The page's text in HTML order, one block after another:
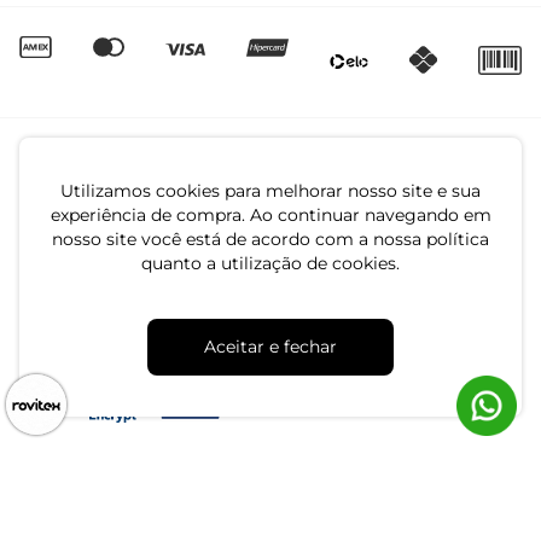
Utilizamos cookies para melhorar nosso site e sua
experiência de compra. Ao continuar navegando em
nosso site você está de acordo com a nossa política
quanto a utilização de cookies.
Aceitar e fechar
CNPJ: 79.233.672/0001-05
Av. Maria Marangoni, 391 - 89129-080 - Luiz Alves - SC